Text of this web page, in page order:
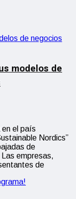
modelos de
el país
Nordics”
de
empresas,
de